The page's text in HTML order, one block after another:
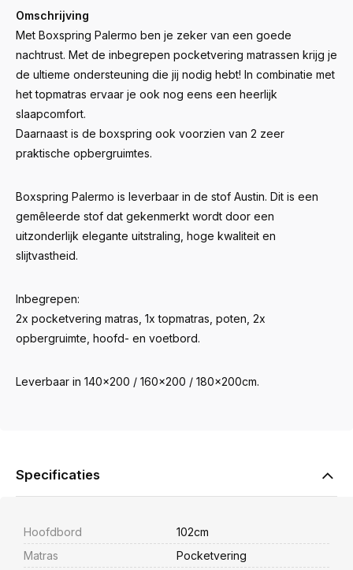
Omschrijving
Met Boxspring Palermo ben je zeker van een goede
nachtrust. Met de inbegrepen pocketvering matrassen krijg je
de ultieme ondersteuning die jij nodig hebt! In combinatie met
het topmatras ervaar je ook nog eens een heerlijk
slaapcomfort.
Daarnaast is de boxspring ook voorzien van 2 zeer
praktische opbergruimtes.
Boxspring Palermo is leverbaar in de stof Austin. Dit is een
gemêleerde stof dat gekenmerkt wordt door een
uitzonderlijk elegante uitstraling, hoge kwaliteit en
slijtvastheid.
Inbegrepen:
2x pocketvering matras, 1x topmatras, poten, 2x
opbergruimte, hoofd- en voetbord.
Leverbaar in 140x200 / 160x200 / 180x200cm.
Specificaties
Hoofdbord
102cm
Matras
Pocketvering